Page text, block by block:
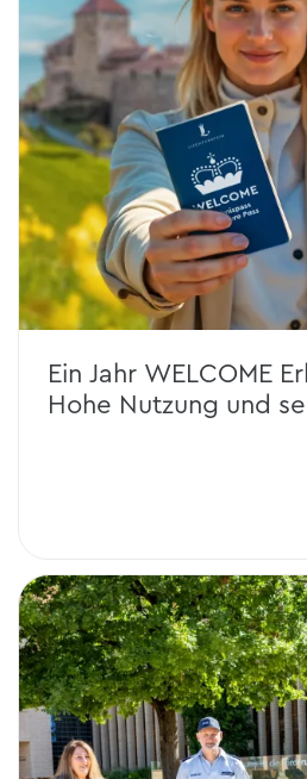
Ein Jahr WELCOME
Hohe Nutzung und